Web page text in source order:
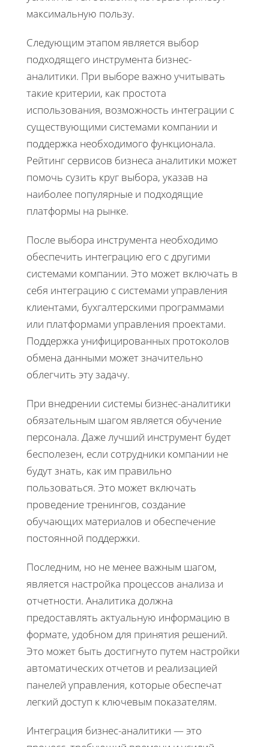
максимальную пользу.
Следующим этапом является выбор
подходящего инструмента бизнес-
аналитики. При выборе важно учитывать
такие критерии, как простота
использования, возможность интеграции с
существующими системами компании и
поддержка необходимого функционала.
Рейтинг сервисов бизнеса аналитики может
помочь сузить круг выбора, указав на
наиболее популярные и подходящие
платформы на рынке.
После выбора инструмента необходимо
обеспечить интеграцию его с другими
системами компании. Это может включать в
себя интеграцию с системами управления
клиентами, бухгалтерскими программами
или платформами управления проектами.
Поддержка унифицированных протоколов
обмена данными может значительно
облегчить эту задачу.
При внедрении системы бизнес-аналитики
обязательным шагом является обучение
персонала. Даже лучший инструмент будет
бесполезен, если сотрудники компании не
будут знать, как им правильно
пользоваться. Это может включать
проведение тренингов, создание
обучающих материалов и обеспечение
постоянной поддержки.
Последним, но не менее важным шагом,
является настройка процессов анализа и
отчетности. Аналитика должна
предоставлять актуальную информацию в
формате, удобном для принятия решений.
Это может быть достигнуто путем настройки
автоматических отчетов и реализацией
панелей управления, которые обеспечат
легкий доступ к ключевым показателям.
Интеграция бизнес-аналитики — это